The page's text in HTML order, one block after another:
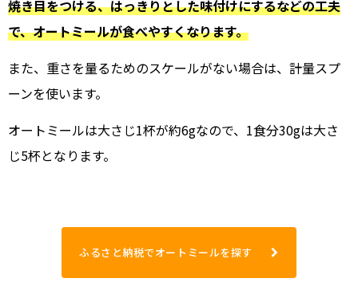
焼き目をつける、はっきりとした味付けにするなどの工夫
で、オートミールが食べやすくなります。
また、重さを量るためのスケールがない場合は、計量スプ
ーンを使います。
オートミールは大さじ1杯が約6gなので、1食分30gは大さ
じ5杯となります。
ふるさと納税でオートミールを探す